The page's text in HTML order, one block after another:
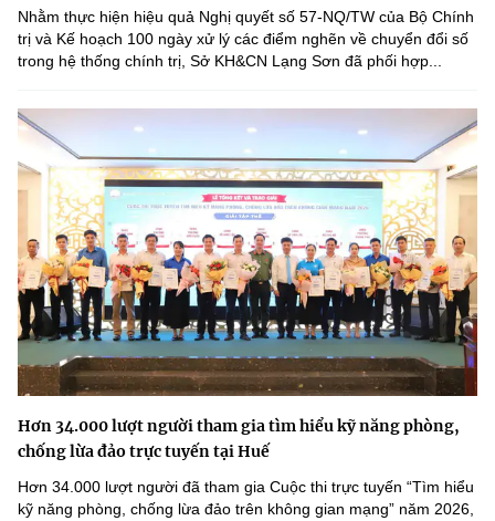
Nhằm thực hiện hiệu quả Nghị quyết số 57-NQ/TW của Bộ Chính
trị và Kế hoạch 100 ngày xử lý các điểm nghẽn về chuyển đổi số
trong hệ thống chính trị, Sở KH&CN Lạng Sơn đã phối hợp...
Hơn 34.000 lượt người tham gia tìm hiểu kỹ năng phòng,
chống lừa đảo trực tuyến tại Huế
Hơn 34.000 lượt người đã tham gia Cuộc thi trực tuyến “Tìm hiểu
kỹ năng phòng, chống lừa đảo trên không gian mạng” năm 2026,